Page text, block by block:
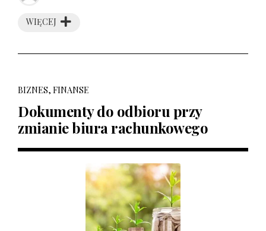
WIĘCEJ
BIZNES, FINANSE
Dokumenty do odbioru przy
zmianie biura rachunkowego